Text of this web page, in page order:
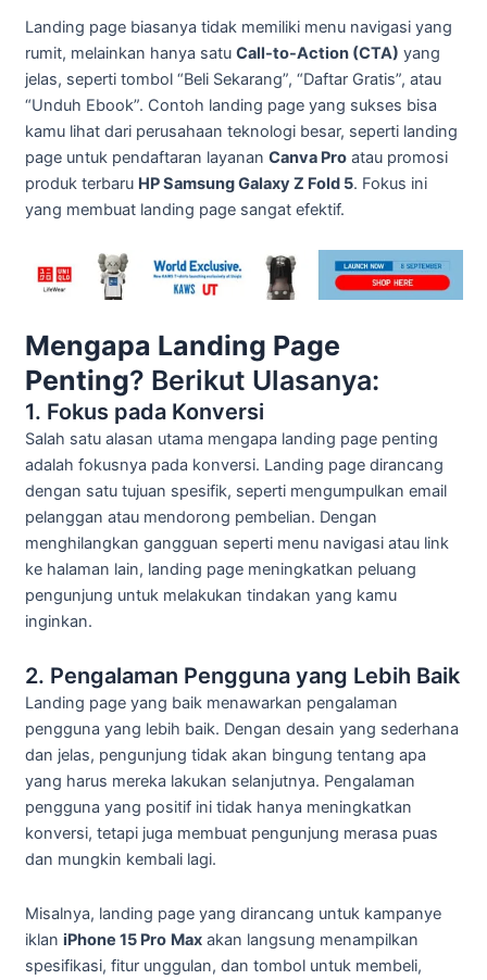
Landing page biasanya tidak memiliki menu navigasi yang
rumit, melainkan hanya satu Call-to-Action (CTA) yang
jelas, seperti tombol “Beli Sekarang”, “Daftar Gratis”, atau
“Unduh Ebook”. Contoh landing page yang sukses bisa
kamu lihat dari perusahaan teknologi besar, seperti landing
page untuk pendaftaran layanan Canva Proatau promosi
produk terbaru HP Samsung Galaxy Z Fold 5. Fokus ini
yang membuat landing page sangat efektif.
Mengapa Landing Page
Penting? Berikut Ulasanya:
1. Fokus pada Konversi
Salah satu alasan utama mengapa landing page penting
adalah fokusnya pada konversi. Landing page dirancang
dengan satu tujuan spesifik, seperti mengumpulkan email
pelanggan atau mendorong pembelian. Dengan
menghilangkan gangguan seperti menu navigasi atau link
ke halaman lain, landing page meningkatkan peluang
pengunjung untuk melakukan tindakan yang kamu
inginkan.
2. Pengalaman Pengguna yang Lebih Baik
Landing page yang baik menawarkan pengalaman
pengguna yang lebih baik. Dengan desain yang sederhana
dan jelas, pengunjung tidak akan bingung tentang apa
yang harus mereka lakukan selanjutnya. Pengalaman
pengguna yang positif ini tidak hanya meningkatkan
konversi, tetapi juga membuat pengunjung merasa puas
dan mungkin kembali lagi.
Misalnya, landing page yang dirancang untuk kampanye
iklan iPhone 15 Pro Maxakan langsung menampilkan
spesifikasi, fitur unggulan, dan tombol untuk membeli,